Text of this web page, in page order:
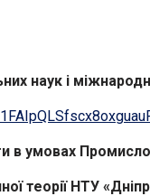
наук і
в умовах
теорії НТУ